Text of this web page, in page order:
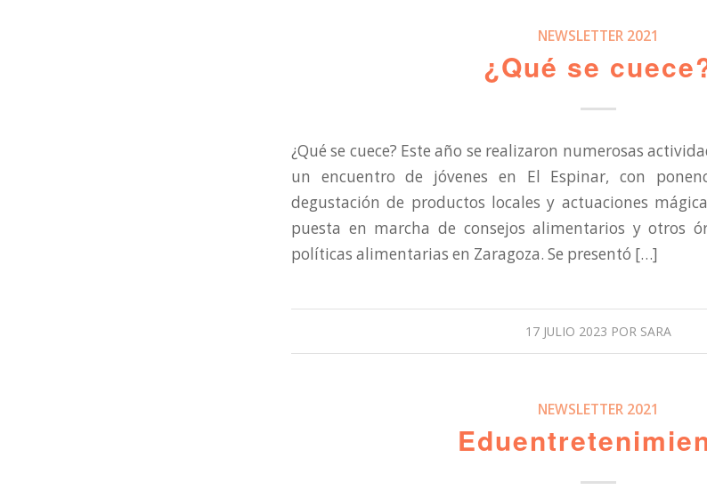
NEWSLETTER 2021
¿Qué se
¿Qué se cuece? Este año se realizaron numerosas
un encuentro de jóvenes en El Espinar, con
degustación de productos locales y actuaciones
puesta en marcha de consejos alimentarios y otros
políticas alimentarias en Zaragoza. Se presentó […]
17 JULIO 2023 POR SARA
NEWSLETTER 2021